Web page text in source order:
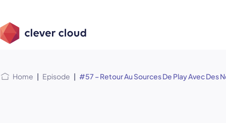
menu
Home | Episode | #57 – Retour Au Sources De Play Avec Des